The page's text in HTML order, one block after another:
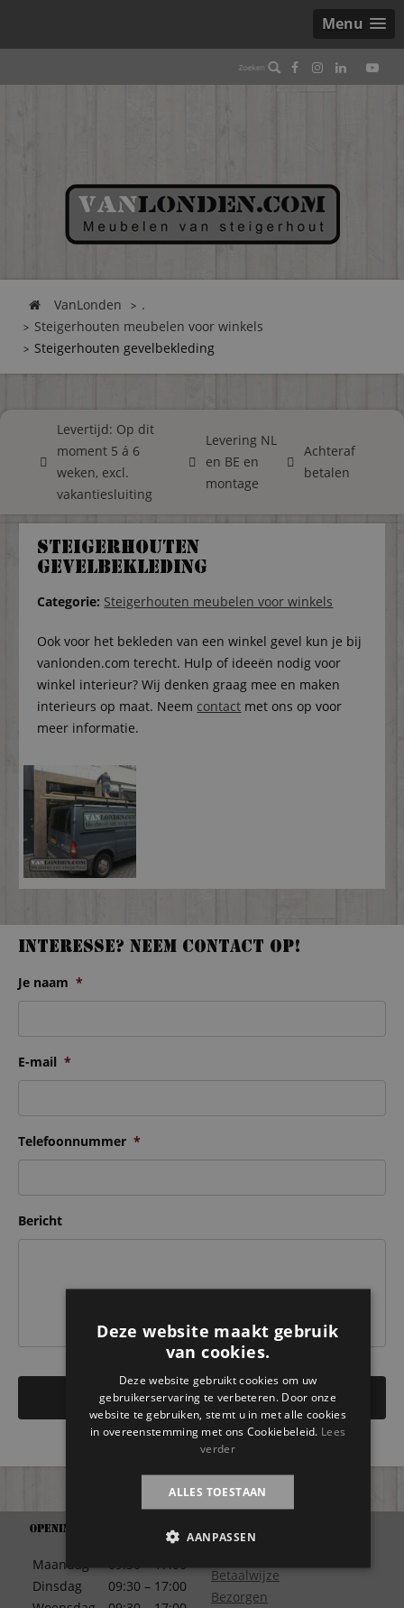
Menu
VanLonden
.
Steigerhouten meubelen voor winkels
Steigerhouten gevelbekleding
Levertijd: Op dit
moment 5 á 6
weken, excl.
vakantiesluiting
Levering NL
en BE en
montage
Achteraf
betalen
Steigerhouten
gevelbekleding
Categorie: Steigerhouten meubelen voor winkels
Ook voor het bekleden van een winkel gevel kun je bij
vanlonden.com terecht. Hulp of ideeën nodig voor
winkel interieur? Wij denken graag mee en maken
interieurs op maat. Neem contact met ons op voor
meer informatie.
Interesse? Neem contact op!
Je naam *
E-mail *
Telefoonnummer *
Bericht
Openingstijden
Maandag
Dinsdag
09:30 – 17:00
09:30 – 17:00
Betaalwijze
Bezorgen
Deze website maakt gebruik
van cookies.
Deze website gebruikt cookies om uw
gebruikerservaring te verbeteren. Door onze
website te gebruiken, stemt u in met alle cookies
in overeenstemming met ons Cookiebeleid. Lees
verder
ALLES TOESTAAN
AANPASSEN